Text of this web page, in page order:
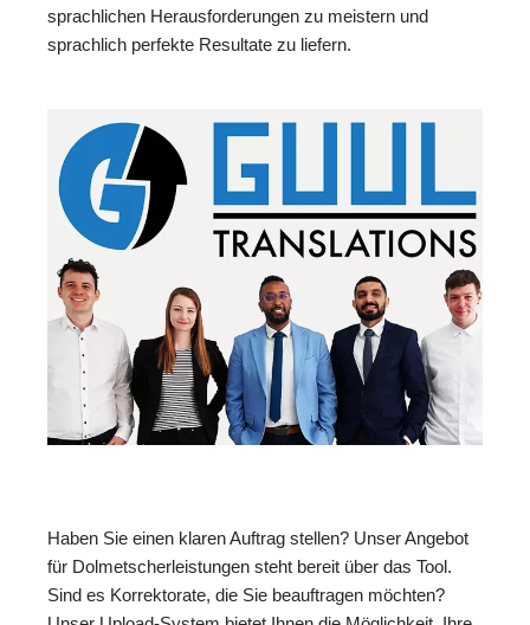
sprachlichen Herausforderungen zu meistern und
sprachlich perfekte Resultate zu liefern.
Haben Sie einen klaren Auftrag stellen? Unser Angebot
für Dolmetscherleistungen steht bereit über das Tool.
Sind es Korrektorate, die Sie beauftragen möchten?